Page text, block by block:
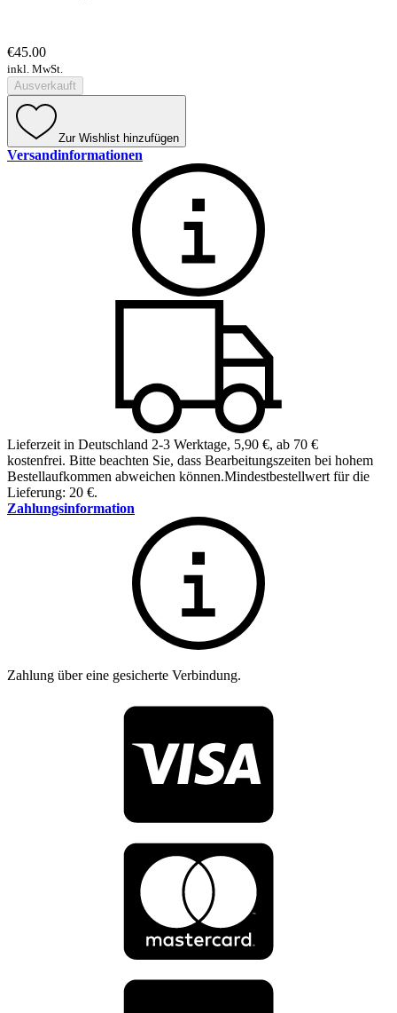
€45.00
inkl. MwSt.
Ausverkauft
Zur Wishlist hinzufügen
Versandinformationen
Lieferzeit in Deutschland 2-3 Werktage, 5,90 €, ab 70 €
kostenfrei. Bitte beachten Sie, dass Bearbeitungszeiten bei hohem
Bestellaufkommen abweichen können.Mindestbestellwert für die
Lieferung: 20 €.
Zahlungsinformation
Zahlung über eine gesicherte Verbindung.